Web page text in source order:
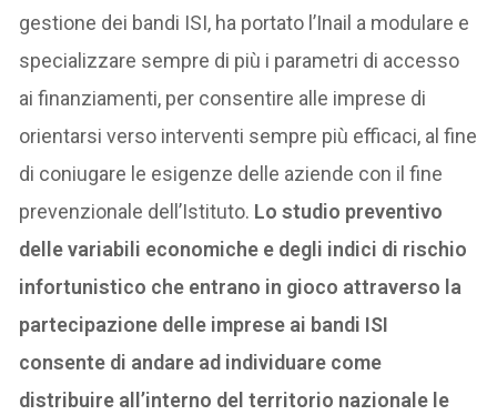
gestione dei bandi ISI, ha portato l’Inail a modulare e
specializzare sempre di più i parametri di accesso
ai finanziamenti, per consentire alle imprese di
orientarsi verso interventi sempre più efficaci, al fine
di coniugare le esigenze delle aziende con il fine
prevenzionale dell’Istituto. Lo studio preventivo
delle variabili economiche e degli indici di rischio
infortunistico che entrano in gioco attraverso la
partecipazione delle imprese ai bandi ISI
consente di andare ad individuare come
distribuire all’interno del territorio nazionale le